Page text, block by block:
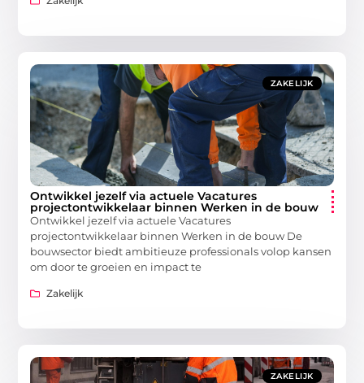
ZAKELIJK
Ontwikkel jezelf via actuele Vacatures
projectontwikkelaar binnen Werken in de bouw
Ontwikkel jezelf via actuele Vacatures
projectontwikkelaar binnen Werken in de bouw De
bouwsector biedt ambitieuze professionals volop kansen
om door te groeien en impact te
Zakelijk
ZAKELIJK